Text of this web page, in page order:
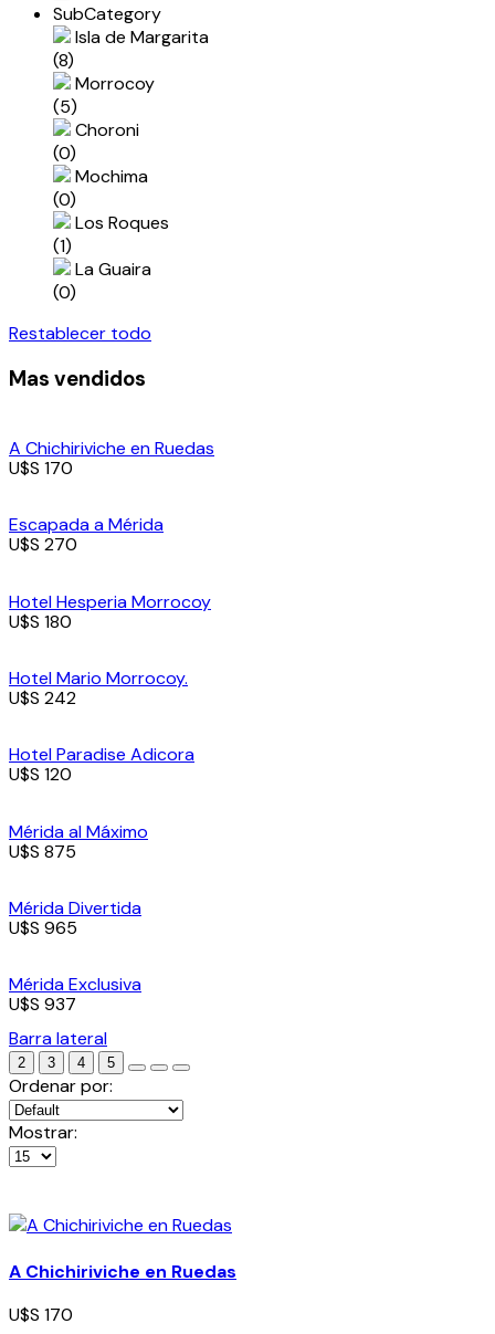
SubCategory
Isla de Margarita
(8)
Morrocoy
(5)
Choroni
(0)
Mochima
(0)
Los Roques
(1)
La Guaira
(0)
Restablecer todo
Mas vendidos
A Chichiriviche en Ruedas
U$S 170
Escapada a Mérida
U$S 270
Hotel Hesperia Morrocoy
U$S 180
Hotel Mario Morrocoy.
U$S 242
Hotel Paradise Adicora
U$S 120
Mérida al Máximo
U$S 875
Mérida Divertida
U$S 965
Mérida Exclusiva
U$S 937
Barra lateral
2 3 4 5
Ordenar por:
Mostrar:
A Chichiriviche en Ruedas
U$S 170